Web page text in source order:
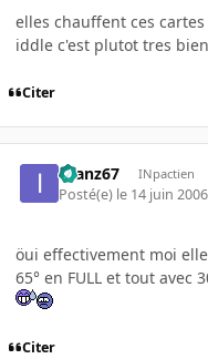
elles chauffent ces cartes
iddle c'est plutot tres
Citer
ifranz67 INpactien
Posté(e) le 14 juin 2006
öui effectivement moi elle
65° en FULL et tout avec
Citer